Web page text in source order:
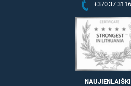
+370 37